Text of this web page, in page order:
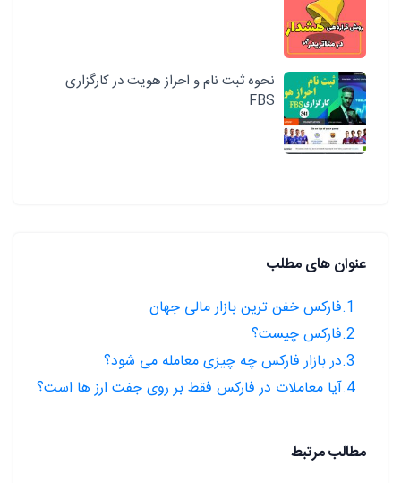
نحوه ثبت نام و احراز هویت در کارگزاری
FBS
عنوان های مطلب
1.فارکس خفن ترین بازار مالی جهان
2.فارکس چیست؟
3.در بازار فارکس چه چیزی معامله می شود؟
4.آیا معاملات در فارکس فقط بر روی جفت ارز ها است؟
مطالب مرتبط